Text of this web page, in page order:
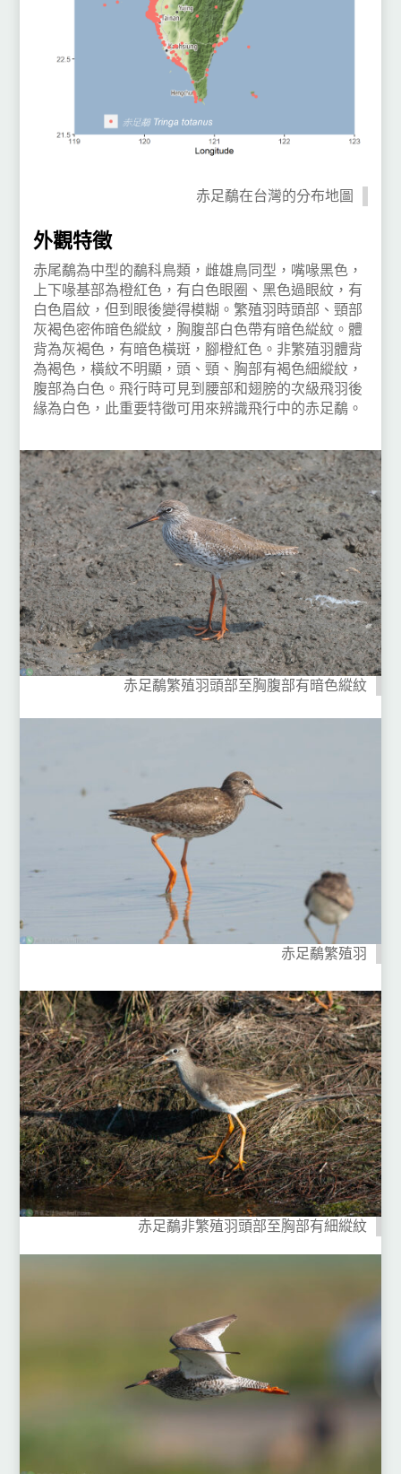
赤足鷸在台灣的分布地圖
外觀特徵
赤尾鷸為中型的鷸科鳥類，雌雄鳥同型，嘴喙黑色，
上下喙基部為橙紅色，有白色眼圈、黑色過眼紋，有
白色眉紋，但到眼後變得模糊。繁殖羽時頭部、頸部
灰褐色密佈暗色縱紋，胸腹部白色帶有暗色緃紋。體
背為灰褐色，有暗色橫斑，腳橙紅色。非繁殖羽體背
為褐色，橫紋不明顯，頭、頸、胸部有褐色細縱紋，
腹部為白色。飛行時可見到腰部和翅膀的次級飛羽後
緣為白色，此重要特徵可用來辨識飛行中的赤足鷸。
赤足鷸繁殖羽頭部至胸腹部有暗色縱紋
赤足鷸繁殖羽
赤足鷸非繁殖羽頭部至胸部有細縱紋